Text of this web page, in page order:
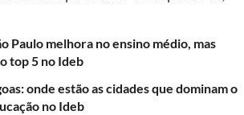
Paulo melhora no ensino médio, mas
top 5 no Ideb
onde estão as cidades que dominam o
no Ideb